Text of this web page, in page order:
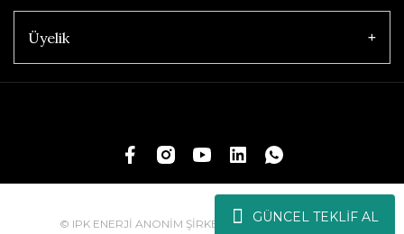
GÜNCEL TEKLİF AL
Üyelik
© IPK ENERJİ ANONİM ŞİRKETİ | Tüm Hakları Saklıdır.